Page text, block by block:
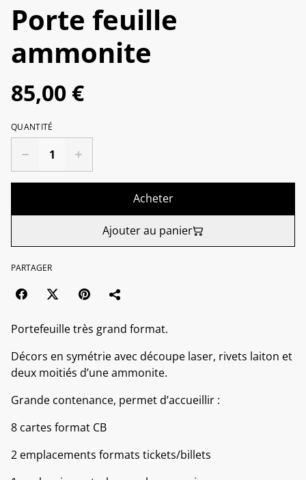
Porte feuille
ammonite
85,00 €
QUANTITÉ
Acheter
Ajouter au panier
PARTAGER
Portefeuille très grand format.
Décors en symétrie avec découpe laser, rivets laiton et
deux moitiés d’une ammonite.
Grande contenance, permet d’accueillir :
8 cartes format CB
2 emplacements formats tickets/billets